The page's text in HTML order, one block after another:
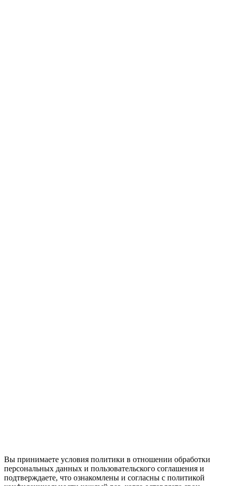
Вы принимаете условия политики в отношении обработки
персональных данных и пользовательского соглашения и
подтверждаете, что ознакомлены и согласны с политикой